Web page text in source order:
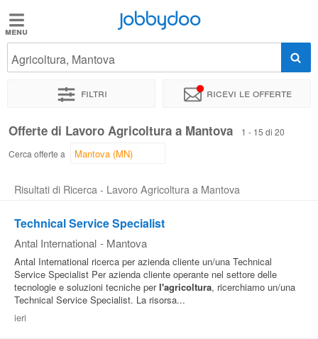
Jobbydoo
Offerte
Stipendi
Elenco
professioni
Blog
Jobbydoo
Agricoltura, Mantova
Filtri Ricevi le offerte
Offerte di Lavoro Agricoltura a Mantova
1 - 15 di 20
Cerca offerte a
Risultati di Ricerca - Lavoro Agricoltura a Mantova
Technical Service Specialist
Antal International - Mantova
Antal International ricerca per azienda cliente un/una Technical
Service Specialist Per azienda cliente operante nel settore delle
tecnologie e soluzioni tecniche perl'agricoltura, ricerchiamo un/una
Technical Service Specialist. La risorsa...
ieri